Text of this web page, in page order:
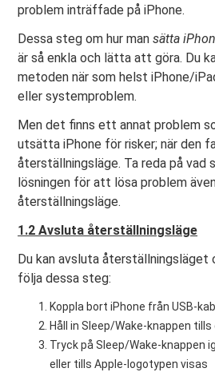
problem inträffade på iPhone.
Dessa steg om hur mansätta
är så enkla och lätta att göra. Du
metoden när som helst iPhone/
eller systemproblem.
Men det finns ett annat problem
utsätta iPhone för risker; när den
återställningsläge. Ta reda på vad
lösningen för att lösa problem
återställningsläge.
1.2 Avsluta återställningsläge
Du kan avsluta återställningsläget
följa dessa steg:
Koppla bort iPhone från USB-
Håll in Sleep/Wake-knappen
Tryck på Sleep/Wake-knappen
eller tills Apple-logotypen visas